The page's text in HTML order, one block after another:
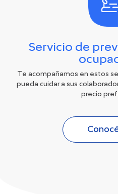
Servicio de
Te acompañamos en estos
pueda cuidar a sus
precio